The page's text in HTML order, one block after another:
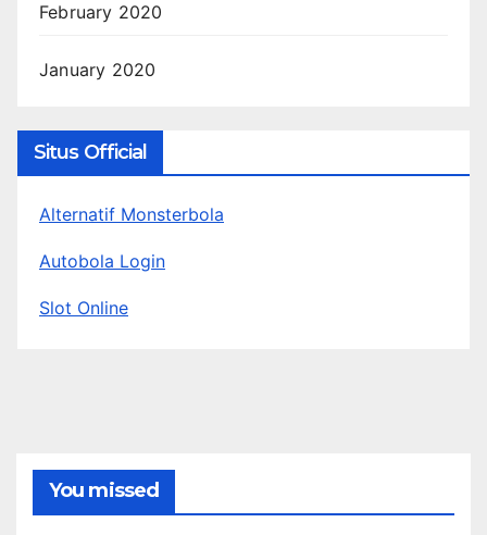
February 2020
January 2020
Situs Official
Alternatif Monsterbola
Autobola Login
Slot Online
You missed